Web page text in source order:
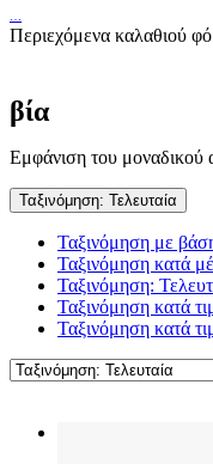
Περιεχόμενα καλαθιού
βία
Εμφάνιση του μοναδικού
Ταξινόμηση: Τελευταία
Ταξινόμηση με
Ταξινόμηση κατά
Ταξινόμηση:
Ταξινόμηση κατά
Ταξινόμηση κατά